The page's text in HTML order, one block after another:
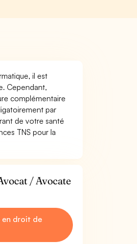
il est
Cependant,
complémentaire
par
de votre santé
TNS pour la
/ Avocate
en droit de